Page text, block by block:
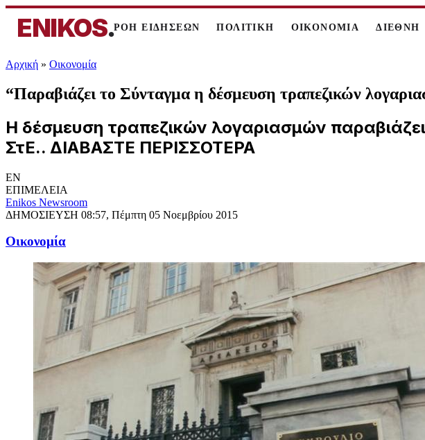
ENIKOS.ΡΟΗ ΕΙΔΗΣΕΩΝ ΠΟΛΙΤΙΚΗ ΟΙΚΟΝΟΜΙΑ ΔΙΕΘΝΗ
Αρχική » Oικονομία
“Παραβιάζει το Σύνταγμα η δέσμευση τραπεζικών
Η δέσμευση τραπεζικών λογαριασμών
ΣτΕ.. ΔΙΑΒΑΣΤΕ ΠΕΡΙΣΣΟΤΕΡΑ
EN
ΕΠΙΜΕΛΕΙΑ
Enikos Newsroom
ΔΗΜΟΣΙΕΥΣΗ 08:57, Πέμπτη 05 Νοεμβρίου 2015
Oικονομία